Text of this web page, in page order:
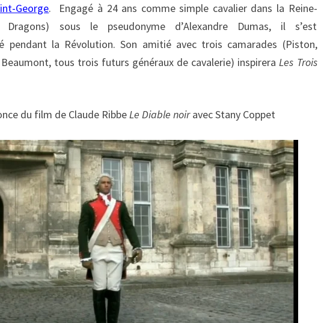
7
6
-
1
6
George. Engagé à 24 ans comme simple cavalier dans la Reine-
sous le pseudonyme d’Alexandre Dumas, il s’est
pendant la Révolution. Son amitié avec trois camarades (Piston,
Beaumont, tous trois futurs généraux de cavalerie) inspireraLes Trois
du film de Claude RibbeLe Diable noiravec Stany Coppet